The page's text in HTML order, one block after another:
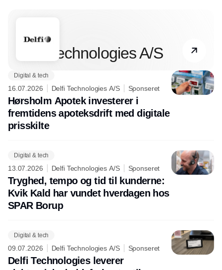
Partner
Delfi Technologies A/S
Digital & tech
16.07.2026 Delfi Technologies A/S Sponseret
Hørsholm Apotek investerer i
fremtidens apoteksdrift med digitale
prisskilte
Digital & tech
13.07.2026 Delfi Technologies A/S Sponseret
Tryghed, tempo og tid til kunderne:
Kvik Kald har vundet hverdagen hos
SPAR Borup
Digital & tech
09.07.2026 Delfi Technologies A/S Sponseret
Delfi Technologies leverer